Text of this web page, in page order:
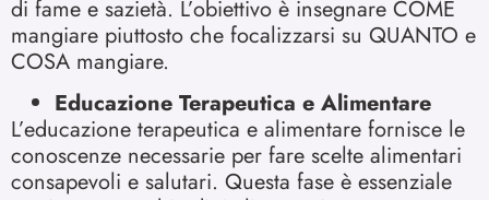
di fame e sazietà. L’obiettivo è insegnare COME
mangiare piuttosto che focalizzarsi su QUANTO e
COSA mangiare.
Educazione Terapeutica e Alimentare
L’educazione terapeutica e alimentare fornisce le
conoscenze necessarie per fare scelte alimentari
consapevoli e salutari. Questa fase è essenziale